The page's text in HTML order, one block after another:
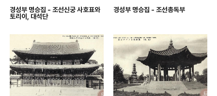
경성부 명승집 - 조선신궁 사호표와
토리이, 대석단
경성부 명승집 - 조선총독부